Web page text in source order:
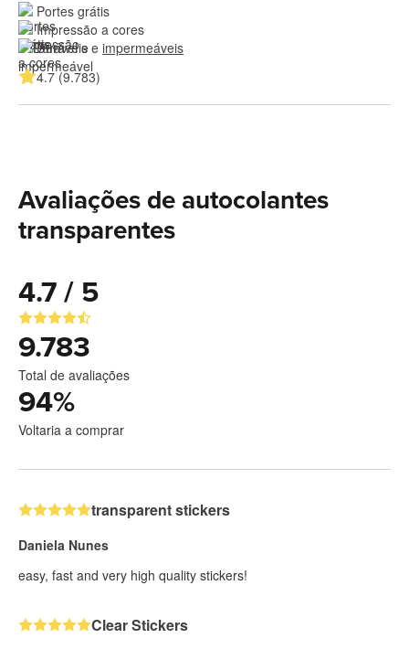
Portes grátis
Impressão a cores
Duráveis e impermeáveis
4.7 (9.783)
Avaliações de autocolantes
transparentes
4.7 / 5
9.783
Total de avaliações
94%
Voltaria a comprar
transparent stickers
Daniela Nunes
easy, fast and very high quality stickers!
Clear Stickers